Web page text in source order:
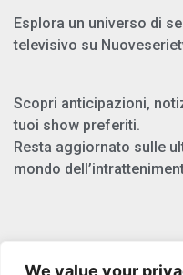
We value your
Esplora un universo di
televisivo su
Scopri anticipazioni,
tuoi show preferiti.
Resta aggiornato sulle
mondo